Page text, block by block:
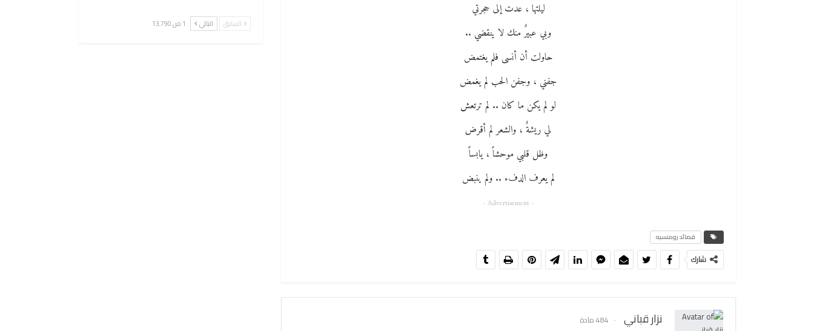
ليلتها ، عدت إلى حجرتي
وبي عبيرٌ منك لا ينقضي ..
حاولت أن أنسى فلم يغتمض
جفني ، وجفن الحب لم يغمض
لو لم يكن ما كان .. لم ترتعش
لي ريشةٌ ، والشعر لم أقرض
وظل قلبي موحشاً ، يابساً
لم يعرف الدفء .. ولم ينبض
- Advertisement -
قصائد رومنسيه
شارك
نزار قباني 484 مادة
السابق التالي 1 من 13٬790